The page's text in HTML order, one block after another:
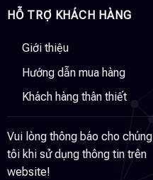
HỖ TRỢ KHÁCH HÀNG
Giới thiệu
Hướng dẫn mua hàng
Khách hàng thân thiết
Vui lòng thông báo cho chúng
tôi khi sử dụng thông tin trên
website!